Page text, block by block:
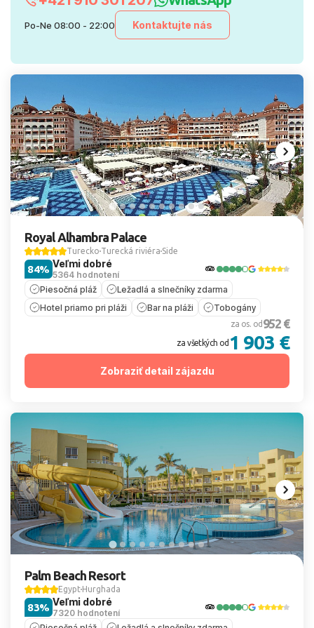
Po-Ne 08:00 - 22:00 Kontaktujte nás
Royal Alhambra Palace
Turecko Turecká riviéra Side
Veľmi dobré
5364 hodnotení
84%
Piesočná pláž
Ležadlá a slnečníky zdarma
Hotel priamo pri pláži
Bar na pláži Tobogány
za os. od 952 €
za všetkých od 1 903 €
Zobraziť detail zájazdu
Palm Beach Resort
Egypt Hurghada
Veľmi dobré
7320 hodnotení
83%